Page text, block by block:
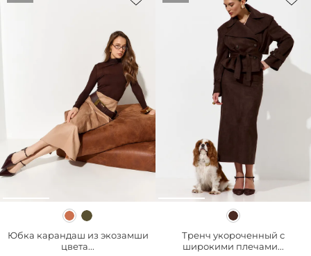
Юбка карандаш из экозамши
цвета...
Тренч укороченный с
широкими плечами...